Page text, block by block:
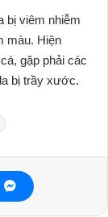
bị viêm nhiễm
màu. Hiện
gặp phải các
bị trầy xước.